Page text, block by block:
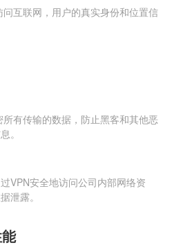
互联网，用户的真实身份和位置信
有传输的数据，防止黑客和其他恶
。
VPN安全地访问公司内部网络资
泄露。